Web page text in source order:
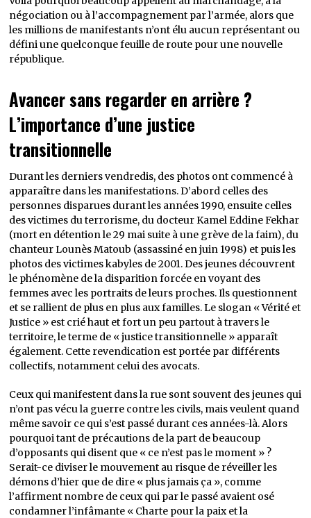
négociation ou à l’accompagnement par l’armée, alors que
les millions de manifestants n’ont élu aucun représentant ou
défini une quelconque feuille de route pour une nouvelle
république.
Avancer sans regarder en arrière ?
L’importance d’une justice
transitionnelle
Durant les derniers vendredis, des photos ont commencé à
apparaître dans les manifestations. D’abord celles des
personnes disparues durant les années 1990, ensuite celles
des victimes du terrorisme, du docteur Kamel Eddine Fekhar
(mort en détention le 29 mai suite à une grève de la faim), du
chanteur Lounès Matoub (assassiné en juin 1998) et puis les
photos des victimes kabyles de 2001. Des jeunes découvrent
le phénomène de la disparition forcée en voyant des
femmes avec les portraits de leurs proches. Ils questionnent
et se rallient de plus en plus aux familles. Le slogan « Vérité et
Justice » est crié haut et fort un peu partout à travers le
territoire, le terme de « justice transitionnelle » apparaît
également. Cette revendication est portée par différents
collectifs, notamment celui des avocats.
Ceux qui manifestent dans la rue sont souvent des jeunes qui
n’ont pas vécu la guerre contre les civils, mais veulent quand
même savoir ce qui s’est passé durant ces années-là. Alors
pourquoi tant de précautions de la part de beaucoup
d’opposants qui disent que « ce n’est pas le moment » ?
Serait-ce diviser le mouvement au risque de réveiller les
démons d’hier que de dire « plus jamais ça », comme
l’affirment nombre de ceux qui par le passé avaient osé
condamner l’infâmante « Charte pour la paix et la